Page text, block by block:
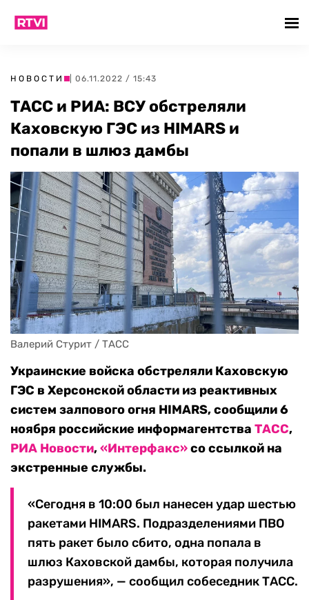
НОВОСТИ | 06.11.2022 / 15:43
ТАСС и РИА: ВСУ обстреляли
Каховскую ГЭС из HIMARS и
попали в шлюз дамбы
Валерий Стурит / ТАСС
Украинские войска обстреляли Каховскую
ГЭС в Херсонской области из реактивных
систем залпового огня HIMARS, сообщили 6
ноября российские информагентства ТАСС,
РИА Новости,«Интерфакс»со ссылкой на
экстренные службы.
«Сегодня в 10:00 был нанесен удар шестью
ракетами HIMARS. Подразделениями ПВО
пять ракет было сбито, одна попала в
шлюз Каховской дамбы, которая получила
разрушения», — сообщил собеседник ТАСС.